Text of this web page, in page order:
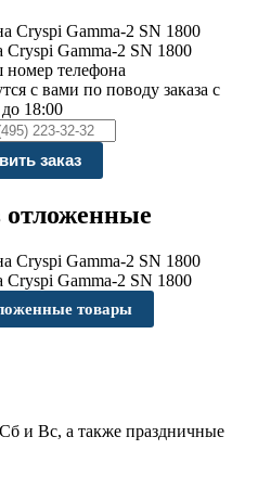
Cryspi Gamma-2 SN 1800
телефона
с вами по поводу заказа с
18:00
отложенные
Cryspi Gamma-2 SN 1800
товары
и Вс, а также праздничные